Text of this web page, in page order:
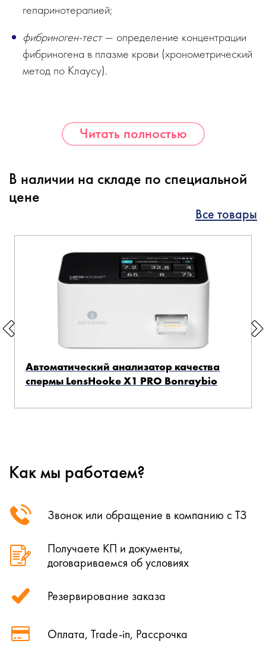
гепаринотерапией;
фибриноген-тест— определение концентрации
фибриногена в плазме крови (хронометрический
метод по Клаусу).
Читать полностью
В наличии на складе по специальной
цене
Все товары
Автоматический анализатор качества
спермы LensHooke X1 PRO Bonraybio
Как мы работаем?
Звонок или обращение в компанию с ТЗ
Получаете КП и документы,
договариваемся об условиях
Резервирование заказа
Оплата, Trade-in, Рассрочка